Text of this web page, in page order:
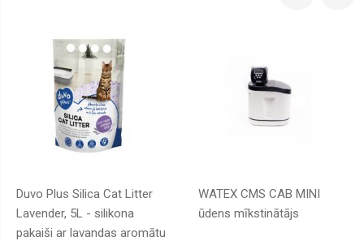
Duvo Plus Silica Cat Litter
Lavender, 5L - silikona
pakaiši ar lavandas aromātu
WATEX CMS CAB MINI
ūdens mīkstinātājs